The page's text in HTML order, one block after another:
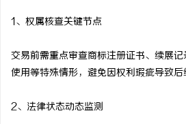
1、权属核查关键节点
交易前需重点审查商标注册证书、续展
使用等特殊情形，避免因权利瑕疵导致
2、法律状态动态监测